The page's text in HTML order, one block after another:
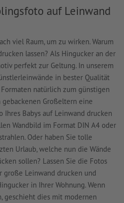
auf Leinwand
viel Raum, um zu wirken. Warum
lassen? Als Hingucker an der
perfekt zur Geltung. In unserem
in bester Qualität
natürlich zum günstigen
Großeltern eine
Babys auf Leinwand drucken
Wandbild im Format DIN A4 oder
Oder haben Sie tolle
Urlaub, welche nun die Wände
sollen? Lassen Sie die Fotos
Leinwand drucken und
in Ihrer Wohnung. Wenn
geschieht dies mit modernen